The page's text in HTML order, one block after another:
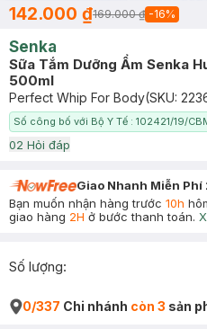
142.000 ₫169.000 ₫ -16%
Senka
Sữa Tắm Dưỡng Ẩm Senka
500ml
Perfect Whip For Body(SKU:
Số công bố với Bộ Y Tế : 102421/19/
02 Hỏi đáp
Giao Nhanh Miễn Phí
Bạn muốn nhận hàng trước 10h
giao hàng 2H ở bước thanh toán.
Số lượng:
0/337 Chi nhánh còn 3 sản